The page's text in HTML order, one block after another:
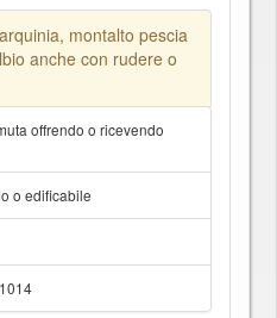
montalto pescia
anche con rudere o
offrendo o ricevendo
o edificabile